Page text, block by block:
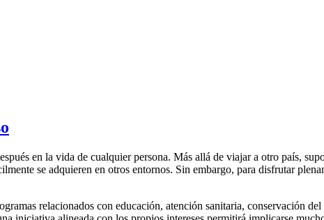
en la vida de cualquier persona. Más allá de viajar a otro país,
se adquieren en otros entornos. Sin embargo, para disfrutar
relacionados con educación, atención sanitaria, conservación